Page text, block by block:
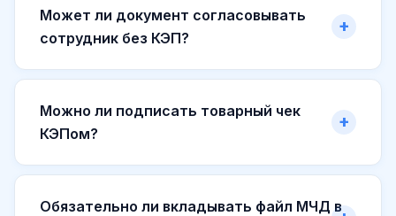
Может ли документ согласовывать
сотрудник без КЭП?
Можно ли подписать товарный чек
КЭПом?
Обязательно ли вкладывать файл МЧД в